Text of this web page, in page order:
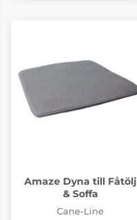
Amaze Dyna till Fåtölj
& Soffa
Cane-Line